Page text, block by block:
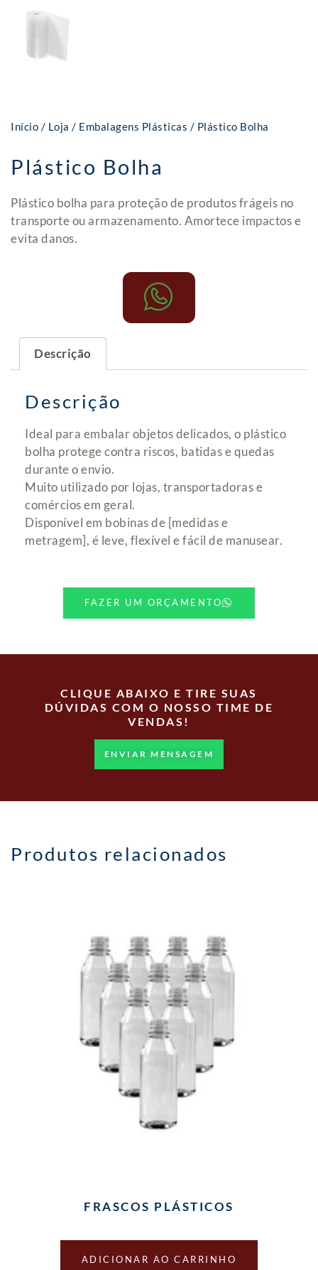
Início / Loja / Embalagens Plásticas / Plástico Bolha
Plástico Bolha
Plástico bolha para proteção de produtos frágeis no
transporte ou armazenamento. Amortece impactos e
evita danos.
Descrição
Descrição
Ideal para embalar objetos delicados, o plástico
bolha protege contra riscos, batidas e quedas
durante o envio.
Muito utilizado por lojas, transportadoras e
comércios em geral.
Disponível em bobinas de [medidas e
metragem], é leve, flexível e fácil de manusear.
FAZER UM ORÇAMENTO
CLIQUE ABAIXO E TIRE SUAS
DÚVIDAS COM O NOSSO TIME DE
VENDAS!
ENVIAR MENSAGEM
Produtos relacionados
FRASCOS PLÁSTICOS
ADICIONAR AO CARRINHO